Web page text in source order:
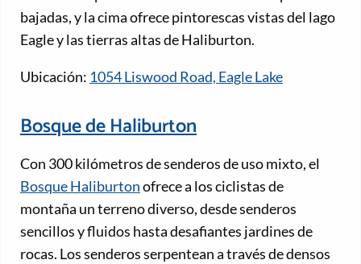
bajadas, y la cima ofrece pintorescas vistas del lago
Eagle y las tierras altas de Haliburton.
Ubicación: 1054 Liswood Road, Eagle Lake
Bosque de Haliburton
Con 300 kilómetros de senderos de uso mixto, el
Bosque Haliburtonofrece a los ciclistas de
montaña un terreno diverso, desde senderos
sencillos y fluidos hasta desafiantes jardines de
rocas. Los senderos serpentean a través de densos